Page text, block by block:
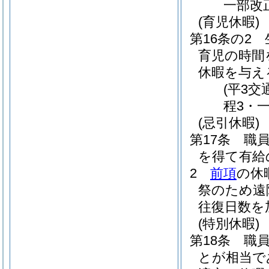
一部改
(育児休暇)
第16条の2
育児の時
休暇を与
(平3交
程3・
(忌引休暇)
第17条
職
を得て有
2
前項の休
祭のため
往復日数
(特別休暇)
第18条
職
とが相当